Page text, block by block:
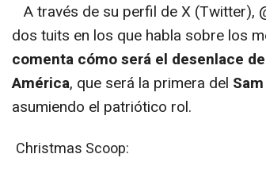
A través de su perfil de X (Twitter),
dos tuits en los que habla sobre los
comenta cómo será el desenlace
América, que será la primera del
asumiendo el patriótico rol.
Christmas Scoop: